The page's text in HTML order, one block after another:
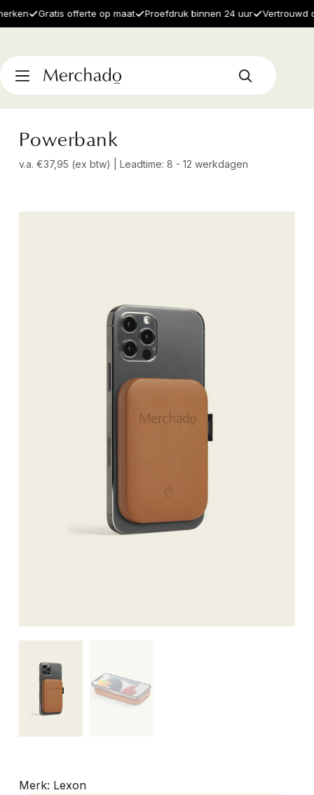
Gratis offerte op maat Proefdruk binnen 24 uur Vertrouwd
Powerbank
v.a. €37,95 (ex btw) | Leadtime: 8 - 12 werkdagen
Lexon